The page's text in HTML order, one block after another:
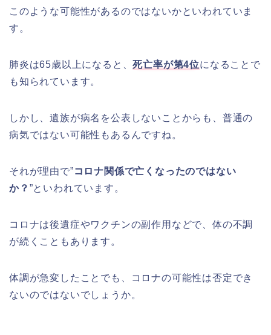
このような可能性があるのではないかといわれていま
す。
肺炎は65歳以上になると、死亡率が第4位になることで
も知られています。
しかし、遺族が病名を公表しないことからも、普通の
病気ではない可能性もあるんですね。
それが理由で”コロナ関係で亡くなったのではない
か？ ”といわれています。
コロナは後遺症やワクチンの副作用などで、体の不調
が続くこともあります。
体調が急変したことでも、コロナの可能性は否定でき
ないのではないでしょうか。